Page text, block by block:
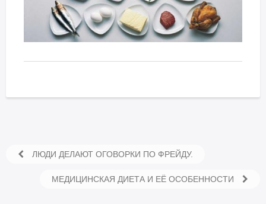
ЛЮДИ ДЕЛАЮТ ОГОВОРКИ ПО ФРЕЙДУ.
МЕДИЦИНСКАЯ ДИЕТА И ЕЁ ОСОБЕННОСТИ